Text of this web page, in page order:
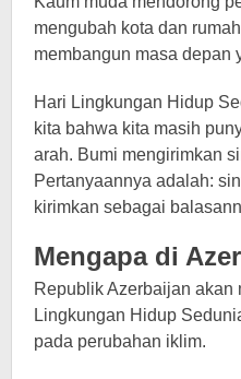
mengubah kota dan
membangun masa depan
Hari Lingkungan Hidup
kita bahwa kita masih
arah. Bumi mengirimkan
Pertanyaannya adalah:
kirimkan sebagai
Mengapa di
Republik Azerbaijan akan
Lingkungan Hidup
pada perubahan iklim.